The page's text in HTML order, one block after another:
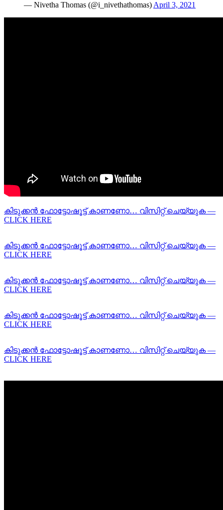
— Nivetha Thomas (@i_nivethathomas) April 3, 2021
കിടുക്കന്‍ ഫോട്ടോഷൂട്ട്‌ കാണണോ… വിസിറ്റ് ചെയ്യുക —
CLICK HERE
കിടുക്കന്‍ ഫോട്ടോഷൂട്ട്‌ കാണണോ… വിസിറ്റ് ചെയ്യുക —
CLICK HERE
കിടുക്കന്‍ ഫോട്ടോഷൂട്ട്‌ കാണണോ… വിസിറ്റ് ചെയ്യുക —
CLICK HERE
കിടുക്കന്‍ ഫോട്ടോഷൂട്ട്‌ കാണണോ… വിസിറ്റ് ചെയ്യുക —
CLICK HERE
കിടുക്കന്‍ ഫോട്ടോഷൂട്ട്‌ കാണണോ… വിസിറ്റ് ചെയ്യുക —
CLICK HERE